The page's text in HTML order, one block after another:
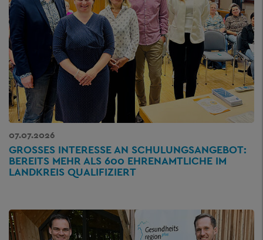
07.07.2026
GROSSES INTERESSE AN SCHULUNGSANGEBOT: B
EREITS MEHR ALS 600 EHRENAMTLICHE IM L
ANDKREIS QUALIFIZIERT